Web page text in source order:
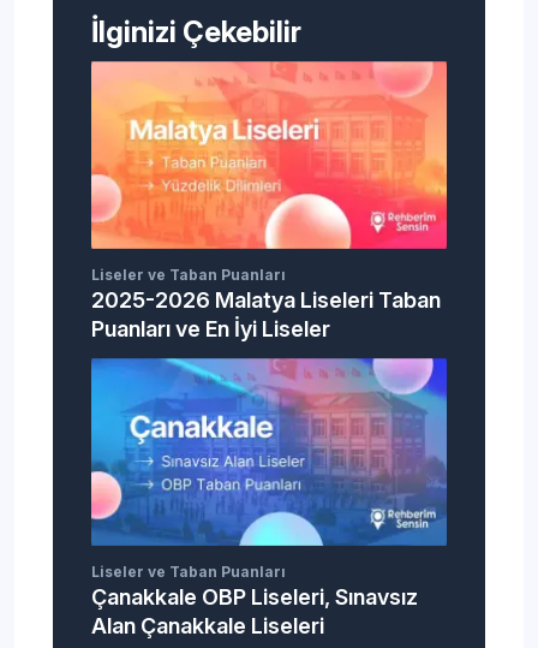
İlginizi Çekebilir
Liseler ve Taban Puanları
2025-2026 Malatya Liseleri Taban
Puanları ve En İyi Liseler
Liseler ve Taban Puanları
Çanakkale OBP Liseleri, Sınavsız
Alan Çanakkale Liseleri